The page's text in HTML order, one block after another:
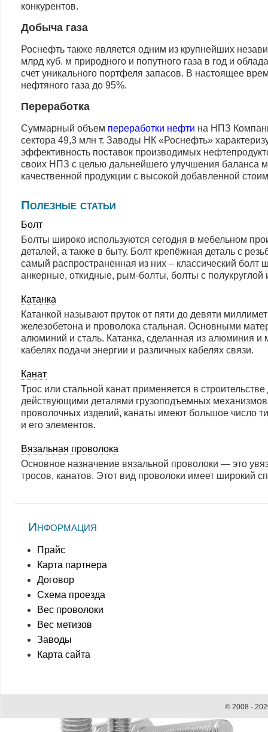
конкурентов.
Добыча газа
Роснефть также является одним из крупнейших
млрд куб. м природного и попутного газа в год и
счет уникального портфеля запасов. В настоящее
нефтяного газа до 95%.
Переработка
Суммарный объем переработки нефти на НПЗ
сектора 49,3 млн т. Заводы НК «Роснефть»
эффективность поставок производимых
своих НПЗ с целью дальнейшего улучшения баланса
качественной продукции с высокой добавленной
Полезные статьи
Болт
Болты широко используются сегодня в мебельном
деталей, а также в быту. Болт крепёжная деталь с
самый распространенная из них – классический болт
анкерные, откидные, рым-болты, болты с
Катанка
Катанкой называют пруток от пяти до девяти
железобетона и проволока стальная. Основными
алюминий и сталь. Катанка, сделанная из алюминия и
кабелях подачи энергии и различных кабелях связи.
Канат
Трос или стальной канат применяется в
действующими деталями грузоподъемных
проволочных изделий, канаты имеют большое число
и его элементов.
Вязальная проволока
Основное назначение вязальной проволоки — это
тросов, канатов. Этот вид проволоки имеет широкий
Информация
Прайc
Карта партнера
Договор
Схема проезда
Вес проволоки
Вес метизов
Заводы
Карта сайта
© 2008 -